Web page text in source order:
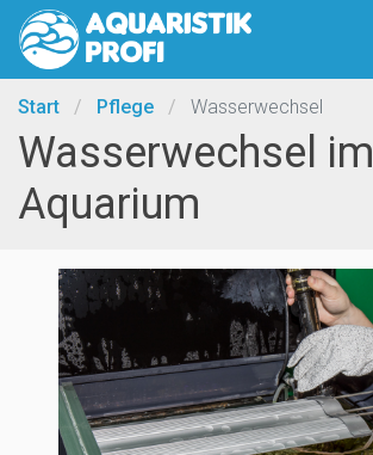
Start / Pflege / Wasserwechsel
Wasserwechsel im
Aquarium